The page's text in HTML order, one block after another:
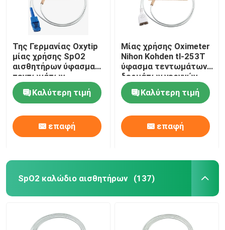
Της Γερμανίας Oxytip
μίας χρήσης SpO2
αισθητήρων ύφασμα
τεντωμάτων
δερμάτων νεογνών
ελέγχων ενήλικο
Καλύτερη τιμή
επαφή
Μίας χρήσης Oximeter
Nihon Kohden tl-253T
ύφασμα τεντωμάτων
δερμάτων νεογνών
αισθητήρων ενήλικο
Καλύτερη τιμή
επαφή
SpO2 καλώδιο αισθητήρων (137)